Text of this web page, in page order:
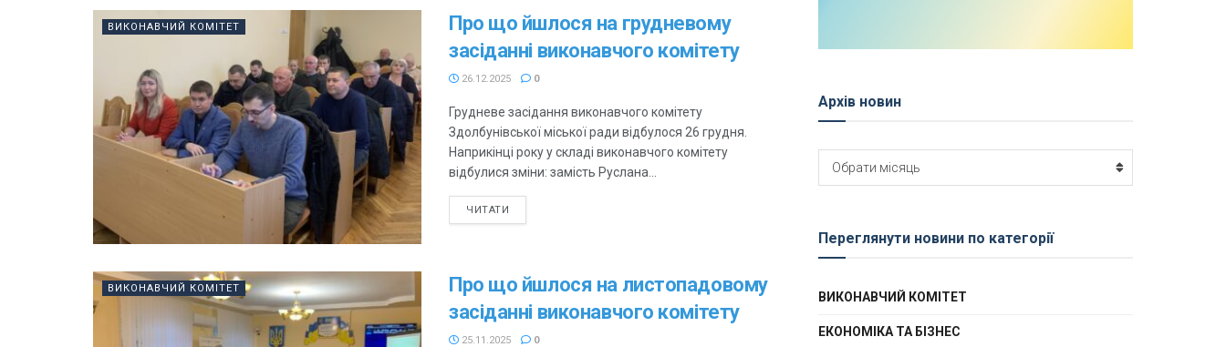
ВИКОНАВЧИЙ КОМІТЕТ
Про що йшлося на грудневому
засіданні виконавчого комітету
26.12.2025 0
Грудневе засідання виконавчого комітету
Здолбунівської міської ради відбулося 26 грудня.
Наприкінці року у складі виконавчого комітету
відбулися зміни: замість Руслана...
ЧИТАТИ
ВИКОНАВЧИЙ КОМІТЕТ
Про що йшлося на листопадовому
засіданні виконавчого комітету
25.11.2025 0
Архів новин
Архів
новин
Обрати місяць
Переглянути новини по категорії
ВИКОНАВЧИЙ КОМІТЕТ
ЕКОНОМІКА ТА БІЗНЕС